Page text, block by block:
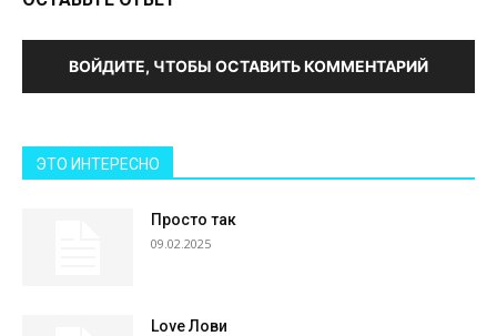
ВОЙДИТЕ, ЧТОБЫ ОСТАВИТЬ КОММЕНТАРИЙ
ЭТО ИНТЕРЕСНО
Просто так
09.02.2025
Love Лови